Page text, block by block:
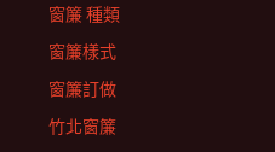
窗簾 種類
窗簾樣式
窗簾訂做
竹北窗簾